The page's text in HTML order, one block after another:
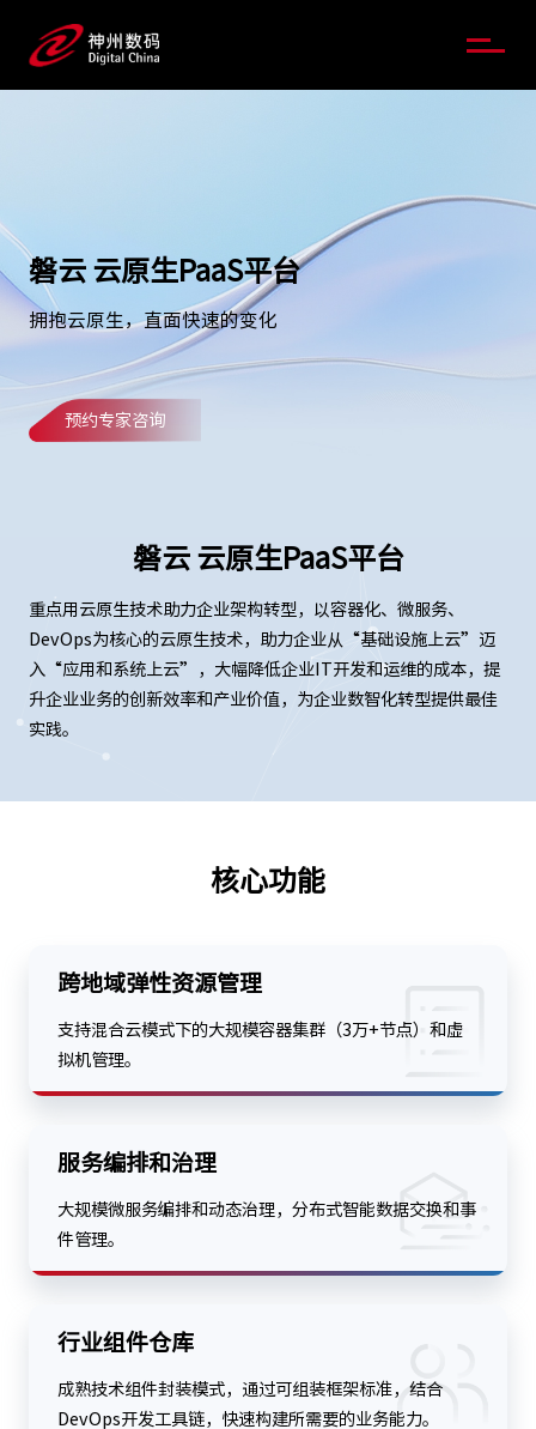
磐云 云原生PaaS平台
拥抱云原生，直面快速的变化
预约专家咨询
磐云 云原生PaaS平台
重点用云原生技术助力企业架构转型，以容器化、微服务、
DevOps为核心的云原生技术，助力企业从“基础设施上云”迈
入“应用和系统上云”，大幅降低企业IT开发和运维的成本，提
升企业业务的创新效率和产业价值，为企业数智化转型提供最佳
实践。
核心功能
跨地域弹性资源管理
支持混合云模式下的大规模容器集群（3万+节点）和虚
拟机管理。
服务编排和治理
大规模微服务编排和动态治理，分布式智能数据交换和事
件管理。
行业组件仓库
成熟技术组件封装模式，通过可组装框架标准，结合
DevOps开发工具链，快速构建所需要的业务能力。